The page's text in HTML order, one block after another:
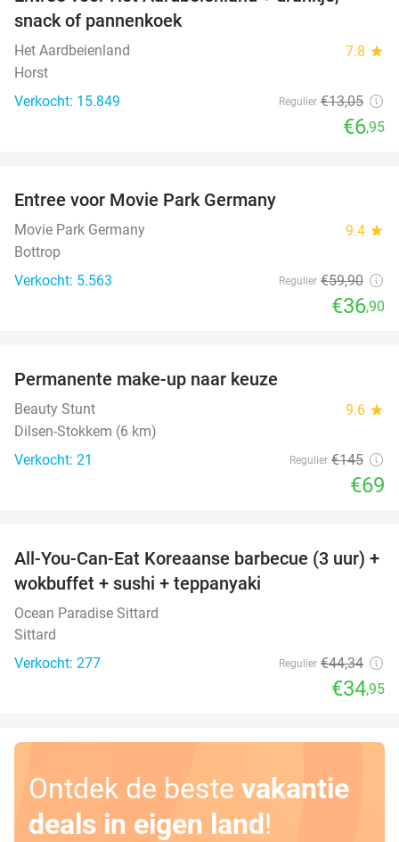
snack of pannenkoek
Het Aardbeienland 7.8 star
Horst
Verkocht: 15.849
Regulier €13,05
€6,95
Entree voor Movie Park Germany
Movie Park Germany 9.4 star
Bottrop
Verkocht: 5.563
Regulier €59,90
€36,90
Permanente make-up naar keuze
Beauty Stunt 9.6 star
Dilsen-Stokkem (6 km)
Verkocht: 21
Regulier €145
€69
21%
All-You-Can-Eat Koreaanse barbecue (3 uur) +
wokbuffet + sushi + teppanyaki
Ocean Paradise Sittard
Sittard
Verkocht: 277
Regulier €44,34
€34,95
Ontdek de beste vakantie
deals in eigen land!